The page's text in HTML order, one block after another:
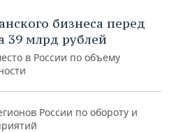
бизнеса перед
39 млрд рублей
в России по объему